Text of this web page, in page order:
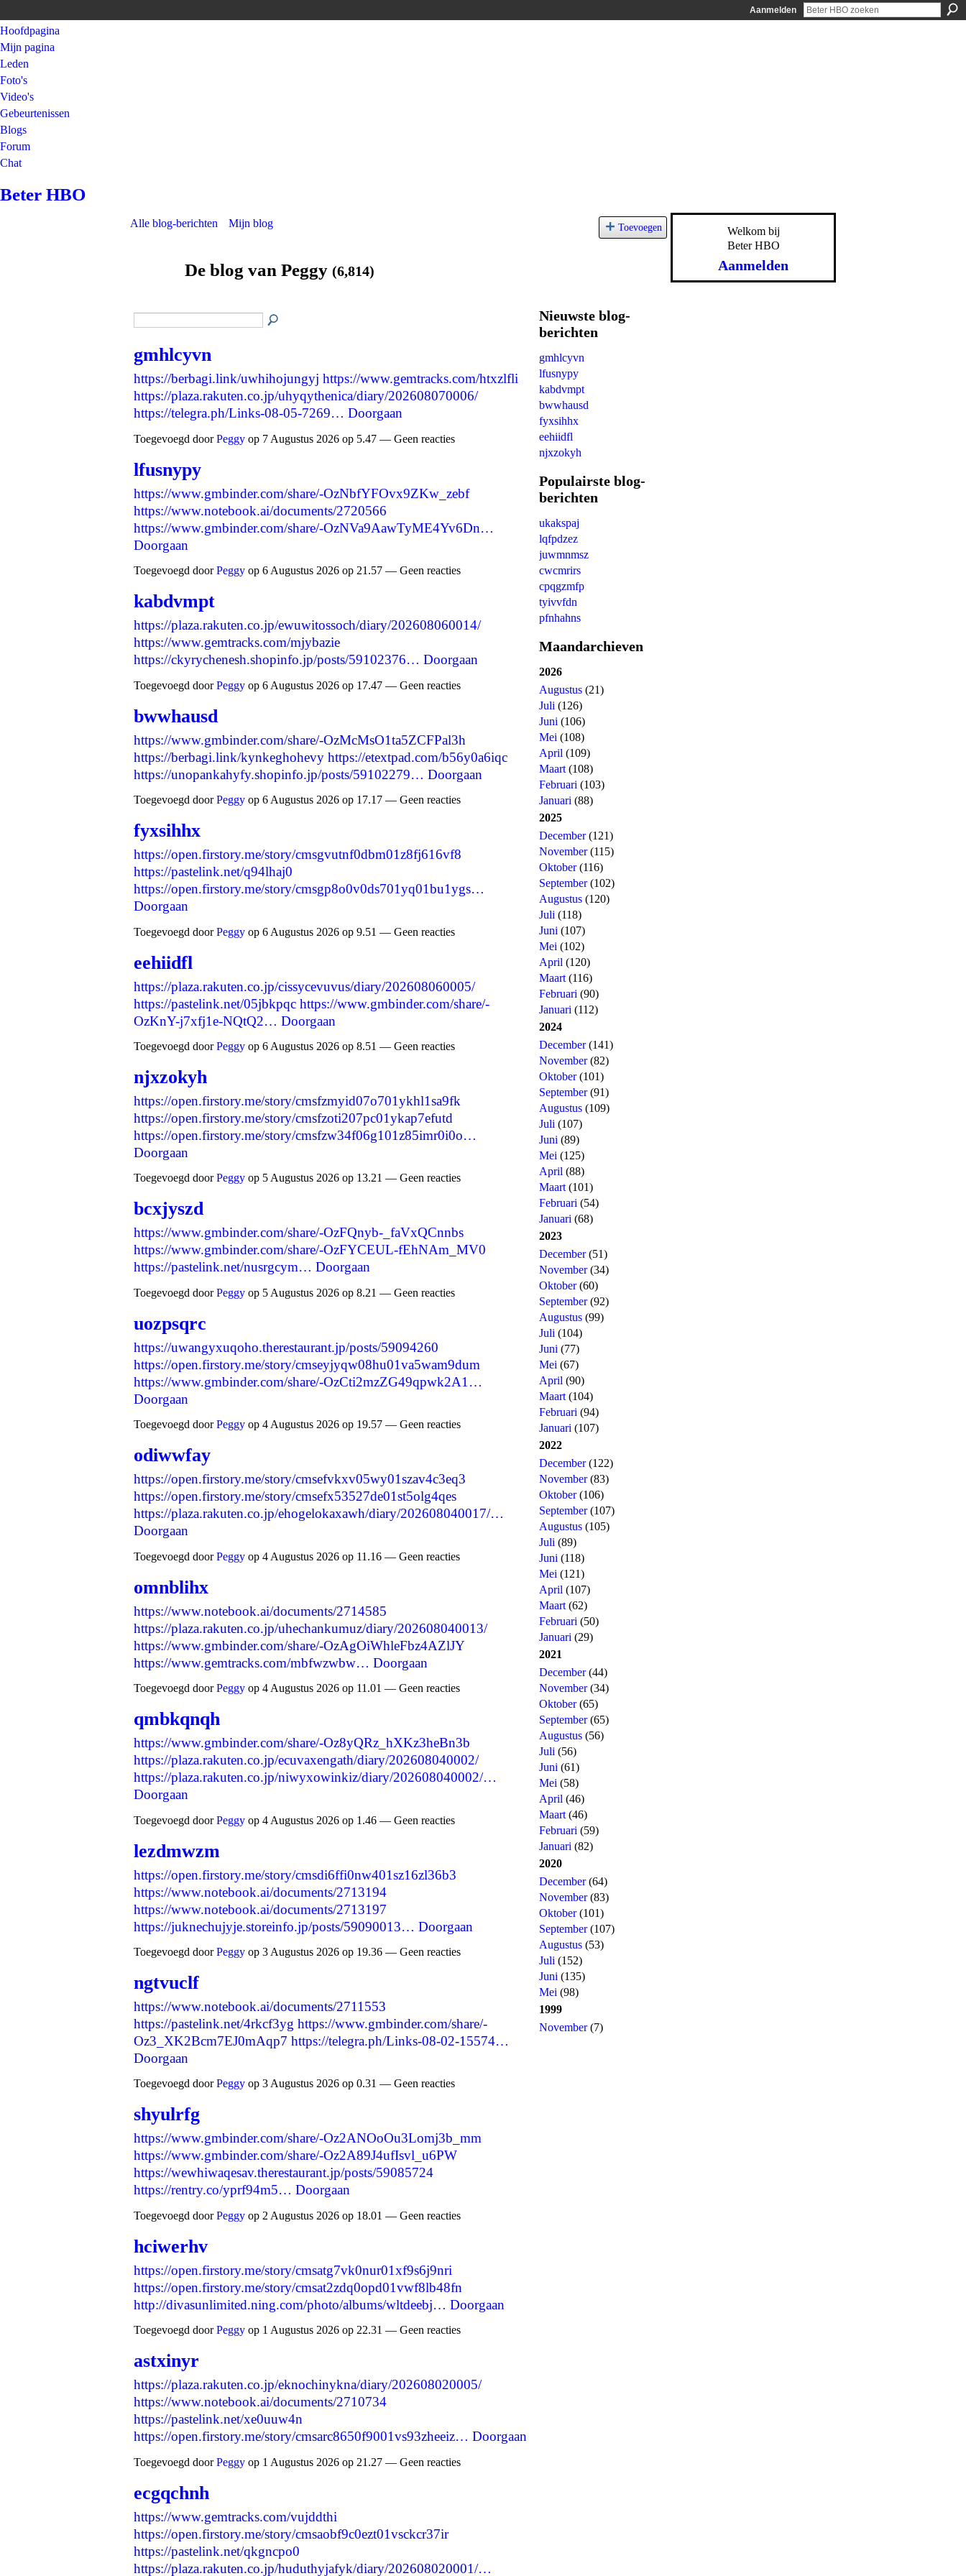
Aanmelden
Hoofdpagina
Mijn pagina
Leden
Foto's
Video's
Gebeurtenissen
Blogs
Forum
Chat
Beter HBO
Alle blog-berichten Mijn blog Toevoegen
De blog van Peggy (6,814)
gmhlcyvn
https://berbagi.link/uwhihojungyj https://www.gemtracks.com/htxzlfli
https://plaza.rakuten.co.jp/uhyqythenica/diary/202608070006/
https://telegra.ph/Links-08-05-7269… Doorgaan
Toegevoegd doorPeggy op 7 Augustus 2026 op 5.47 — Geen reacties
lfusnypy
https://www.gmbinder.com/share/-OzNbfYFOvx9ZKw_zebf
https://www.notebook.ai/documents/2720566
https://www.gmbinder.com/share/-OzNVa9AawTyME4Yv6Dn…
Doorgaan
Toegevoegd doorPeggy op 6 Augustus 2026 op 21.57 — Geen reacties
kabdvmpt
https://plaza.rakuten.co.jp/ewuwitossoch/diary/202608060014/
https://www.gemtracks.com/mjybazie
https://ckyrychenesh.shopinfo.jp/posts/59102376… Doorgaan
Toegevoegd doorPeggy op 6 Augustus 2026 op 17.47 — Geen reacties
bwwhausd
https://www.gmbinder.com/share/-OzMcMsO1ta5ZCFPal3h
https://berbagi.link/kynkeghohevy https://etextpad.com/b56y0a6iqc
https://unopankahyfy.shopinfo.jp/posts/59102279… Doorgaan
Toegevoegd doorPeggy op 6 Augustus 2026 op 17.17 — Geen reacties
fyxsihhx
https://open.firstory.me/story/cmsgvutnf0dbm01z8fj616vf8
https://pastelink.net/q94lhaj0
https://open.firstory.me/story/cmsgp8o0v0ds701yq01bu1ygs…
Doorgaan
Toegevoegd doorPeggy op 6 Augustus 2026 op 9.51 — Geen reacties
eehiidfl
https://plaza.rakuten.co.jp/cissycevuvus/diary/202608060005/
https://pastelink.net/05jbkpqc https://www.gmbinder.com/share/-
OzKnY-j7xfj1e-NQtQ2… Doorgaan
Toegevoegd doorPeggy op 6 Augustus 2026 op 8.51 — Geen reacties
njxzokyh
https://open.firstory.me/story/cmsfzmyid07o701ykhl1sa9fk
https://open.firstory.me/story/cmsfzoti207pc01ykap7efutd
https://open.firstory.me/story/cmsfzw34f06g101z85imr0i0o…
Doorgaan
Toegevoegd doorPeggy op 5 Augustus 2026 op 13.21 — Geen reacties
bcxjyszd
https://www.gmbinder.com/share/-OzFQnyb-_faVxQCnnbs
https://www.gmbinder.com/share/-OzFYCEUL-fEhNAm_MV0
https://pastelink.net/nusrgcym… Doorgaan
Toegevoegd doorPeggy op 5 Augustus 2026 op 8.21 — Geen reacties
uozpsqrc
https://uwangyxuqoho.therestaurant.jp/posts/59094260
https://open.firstory.me/story/cmseyjyqw08hu01va5wam9dum
https://www.gmbinder.com/share/-OzCti2mzZG49qpwk2A1…
Doorgaan
Toegevoegd doorPeggy op 4 Augustus 2026 op 19.57 — Geen reacties
odiwwfay
https://open.firstory.me/story/cmsefvkxv05wy01szav4c3eq3
https://open.firstory.me/story/cmsefx53527de01st5olg4qes
https://plaza.rakuten.co.jp/ehogelokaxawh/diary/202608040017/…
Doorgaan
Toegevoegd doorPeggy op 4 Augustus 2026 op 11.16 — Geen reacties
omnblihx
https://www.notebook.ai/documents/2714585
https://plaza.rakuten.co.jp/uhechankumuz/diary/202608040013/
https://www.gmbinder.com/share/-OzAgOiWhleFbz4AZlJY
https://www.gemtracks.com/mbfwzwbw… Doorgaan
Toegevoegd doorPeggy op 4 Augustus 2026 op 11.01 — Geen reacties
qmbkqnqh
https://www.gmbinder.com/share/-Oz8yQRz_hXKz3heBn3b
https://plaza.rakuten.co.jp/ecuvaxengath/diary/202608040002/
https://plaza.rakuten.co.jp/niwyxowinkiz/diary/202608040002/…
Doorgaan
Toegevoegd doorPeggy op 4 Augustus 2026 op 1.46 — Geen reacties
lezdmwzm
https://open.firstory.me/story/cmsdi6ffi0nw401sz16zl36b3
https://www.notebook.ai/documents/2713194
https://www.notebook.ai/documents/2713197
https://juknechujyje.storeinfo.jp/posts/59090013… Doorgaan
Toegevoegd doorPeggy op 3 Augustus 2026 op 19.36 — Geen reacties
ngtvuclf
https://www.notebook.ai/documents/2711553
https://pastelink.net/4rkcf3yg https://www.gmbinder.com/share/-
Oz3_XK2Bcm7EJ0mAqp7 https://telegra.ph/Links-08-02-15574…
Doorgaan
Toegevoegd doorPeggy op 3 Augustus 2026 op 0.31 — Geen reacties
shyulrfg
https://www.gmbinder.com/share/-Oz2ANOoOu3Lomj3b_mm
https://www.gmbinder.com/share/-Oz2A89J4ufIsvl_u6PW
https://wewhiwaqesav.therestaurant.jp/posts/59085724
https://rentry.co/yprf94m5… Doorgaan
Toegevoegd doorPeggy op 2 Augustus 2026 op 18.01 — Geen reacties
hciwerhv
https://open.firstory.me/story/cmsatg7vk0nur01xf9s6j9nri
https://open.firstory.me/story/cmsat2zdq0opd01vwf8lb48fn
http://divasunlimited.ning.com/photo/albums/wltdeebj… Doorgaan
Toegevoegd doorPeggy op 1 Augustus 2026 op 22.31 — Geen reacties
astxinyr
https://plaza.rakuten.co.jp/eknochinykna/diary/202608020005/
https://www.notebook.ai/documents/2710734
https://pastelink.net/xe0uuw4n
https://open.firstory.me/story/cmsarc8650f9001vs93zheeiz… Doorgaan
Toegevoegd doorPeggy op 1 Augustus 2026 op 21.27 — Geen reacties
ecgqchnh
https://www.gemtracks.com/vujddthi
https://open.firstory.me/story/cmsaobf9c0ezt01vsckcr37ir
https://pastelink.net/qkgncpo0
https://plaza.rakuten.co.jp/huduthyjafyk/diary/202608020001/…
Nieuwste blog-
berichten
gmhlcyvn
lfusnypy
kabdvmpt
bwwhausd
fyxsihhx
eehiidfl
njxzokyh
Populairste blog-
berichten
ukakspaj
lqfpdzez
juwmnmsz
cwcmrirs
cpqgzmfp
tyivvfdn
pfnhahns
Maandarchieven
2026
Augustus (21)
Juli (126)
Juni (106)
Mei (108)
April (109)
Maart (108)
Februari (103)
Januari (88)
2025
December(121)
November(115)
Oktober(116)
September(102)
Augustus (120)
Juli (118)
Juni (107)
Mei (102)
April (120)
Maart (116)
Februari (90)
Januari (112)
2024
December(141)
November(82)
Oktober(101)
September(91)
Augustus (109)
Juli (107)
Juni (89)
Mei (125)
April (88)
Maart (101)
Februari (54)
Januari (68)
2023
December(51)
November(34)
Oktober(60)
September(92)
Augustus (99)
Juli (104)
Juni (77)
Mei (67)
April (90)
Maart (104)
Februari (94)
Januari (107)
2022
December(122)
November(83)
Oktober(106)
September(107)
Augustus (105)
Juli (89)
Juni (118)
Mei (121)
April (107)
Maart (62)
Februari (50)
Januari (29)
2021
December(44)
November(34)
Oktober(65)
September(65)
Augustus (56)
Juli (56)
Juni (61)
Mei (58)
April (46)
Maart (46)
Februari (59)
Januari (82)
2020
December(64)
November(83)
Oktober(101)
September(107)
Augustus (53)
Juli (152)
Juni (135)
Mei (98)
1999
November(7)
Welkom bij
Beter HBO
Aanmelden